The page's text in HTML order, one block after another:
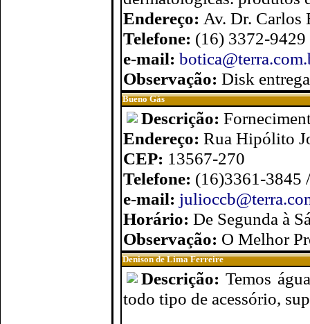
Endereço: Av. Dr. Carlos
Telefone: (16) 3372-
e-mail:
Observação: Disk
Bueno Gás
Descrição:
Endereço: Rua Hipólito
CEP: 13567-270
Telefone: (16)3361-3845
e-mail:
Horário: De Segunda à
Observação: O Melhor
Denison de Lima Ferreire
Descrição: Temos
todo tipo de acessório,